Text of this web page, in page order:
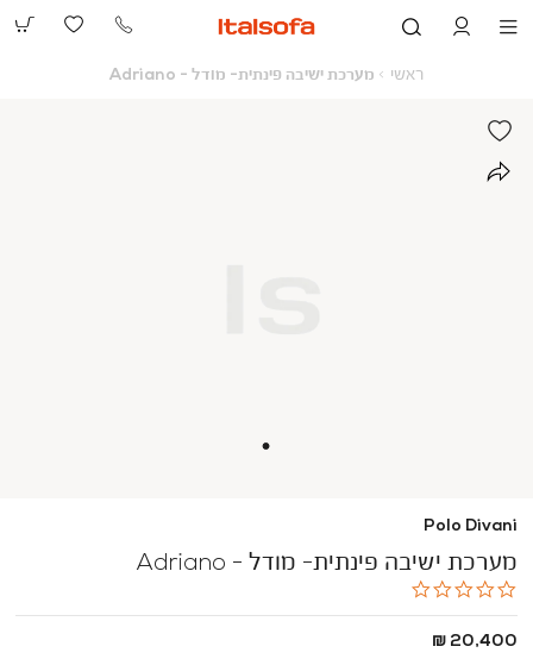
073-
ראשי ראשי
מערכת ישיבה פינתית- מודל - Adriano
Polo Divani
מערכת ישיבה פינתית- מודל - Adriano
החל
20,400 ₪